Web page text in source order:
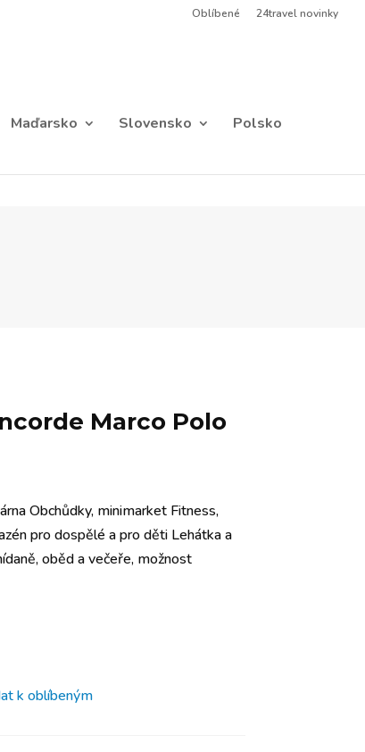
Oblíbené 24travel novinky
Maďarsko Slovensko
Polsko
Marco Polo
Obchůdky, minimarket Fitness,
pro dospělé a pro děti Lehátka a
oběd a večeře, možnost
k oblíbeným